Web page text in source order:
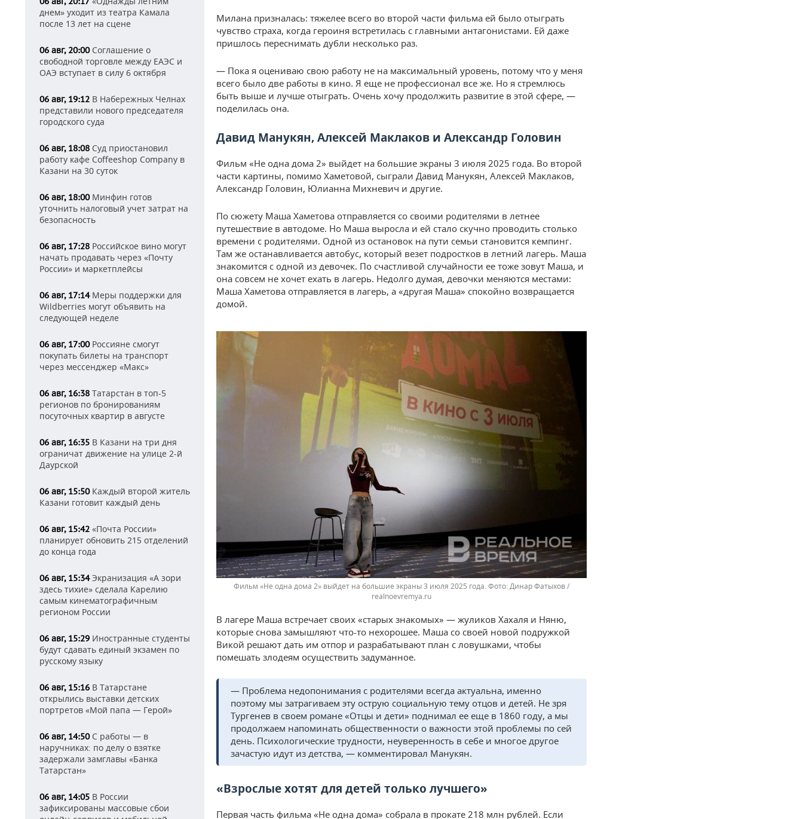
днем» уходит из театра Камала
после 13 лет на сцене
06 авг, 20:00Соглашение о
свободной торговле между ЕАЭС и
ОАЭ вступает в силу 6 октября
06 авг, 19:12 В Набережных Челнах
представили нового председателя
городского суда
06 авг, 18:08 Суд приостановил
работу кафе Coffeeshop Company в
Казани на 30 суток
06 авг, 18:00Минфин готов
уточнить налоговый учет затрат на
безопасность
06 авг, 17:28 Российское вино могут
начать продавать через «Почту
России» и маркетплейсы
06 авг, 17:14Меры поддержки для
Wildberries могут объявить на
следующей неделе
06 авг, 17:00Россияне смогут
покупать билеты на транспорт
через мессенджер «Макс»
06 авг, 16:38 Татарстан в топ-5
регионов по бронированиям
посуточных квартир в августе
06 авг, 16:35 В Казани на три дня
ограничат движение на улице 2-й
Даурской
06 авг, 15:50Каждый второй житель
Казани готовит каждый день
06 авг, 15:42 «Почта России»
планирует обновить 215 отделений
до конца года
06 авг, 15:34Экранизация «А зори
здесь тихие» сделала Карелию
самым кинематографичным
регионом России
06 авг, 15:29 Иностранные студенты
будут сдавать единый экзамен по
русскому языку
06 авг, 15:16 В Татарстане
открылись выставки детских
портретов «Мой папа — Герой»
06 авг, 14:50С работы — в
наручниках: по делу о взятке
задержали замглавы «Банка
Татарстан»
06 авг, 14:05 В России
зафиксированы массовые сбои
Милана призналась: тяжелее всего во второй части фильма ей было отыграть
чувство страха, когда героиня встретилась с главными антагонистами. Ей даже
пришлось переснимать дубли несколько раз.
— Пока я оцениваю свою работу не на максимальный уровень, потому что у меня
всего было две работы в кино. Я еще не профессионал все же. Но я стремлюсь
быть выше и лучше отыграть. Очень хочу продолжить развитие в этой сфере, —
поделилась она.
Давид Манукян, Алексей Маклаков и Александр Головин
Фильм «Не одна дома 2» выйдет на большие экраны 3 июля 2025 года. Во второй
части картины, помимо Хаметовой, сыграли Давид Манукян, Алексей Маклаков,
Александр Головин, Юлианна Михневич и другие.
По сюжету Маша Хаметова отправляется со своими родителями в летнее
путешествие в автодоме. Но Маша выросла и ей стало скучно проводить столько
времени с родителями. Одной из остановок на пути семьи становится кемпинг.
Там же останавливается автобус, который везет подростков в летний лагерь. Маша
знакомится с одной из девочек. По счастливой случайности ее тоже зовут Маша, и
она совсем не хочет ехать в лагерь. Недолго думая, девочки меняются местами:
Маша Хаметова отправляется в лагерь, а «другая Маша» спокойно возвращается
домой.
Фильм «Не одна дома 2» выйдет на большие экраны 3 июля 2025 года.
Динар Фатыхов /
realnoevremya.ru
В лагере Маша встречает своих «старых знакомых» — жуликов Хахаля и Няню,
которые снова замышляют что-то нехорошее. Маша со своей новой подружкой
Викой решают дать им отпор и разрабатывают план с ловушками, чтобы
помешать злодеям осуществить задуманное.
— Проблема недопонимания с родителями всегда актуальна, именно
поэтому мы затрагиваем эту острую социальную тему отцов и детей. Не зря
Тургенев в своем романе «Отцы и дети» поднимал ее еще в 1860 году, а мы
продолжаем напоминать общественности о важности этой проблемы по сей
день. Психологические трудности, неуверенность в себе и многое другое
зачастую идут из детства, — комментировал Манукян.
«Взрослые хотят для детей только лучшего»
Первая часть фильма «Не одна дома» собрала в прокате 218 млн рублей. Если